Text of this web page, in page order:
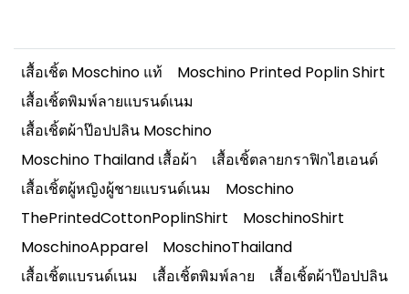
เสื้อเชิ้ต Moschino แท้
Moschino Printed Poplin Shirt
เสื้อเชิ้ตพิมพ์ลายแบรนด์เนม
เสื้อเชิ้ตผ้าป๊อปปลิน Moschino
Moschino Thailand เสื้อผ้า
เสื้อเชิ้ตลายกราฟิกไฮเอนด์
เสื้อเชิ้ตผู้หญิงผู้ชายแบรนด์เนม
Moschino
ThePrintedCottonPoplinShirt
MoschinoShirt
MoschinoApparel
MoschinoThailand
เสื้อเชิ้ตแบรนด์เนม
เสื้อเชิ้ตพิมพ์ลาย
เสื้อเชิ้ตผ้าป๊อปปลิน